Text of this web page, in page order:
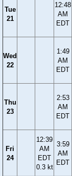
Tue
21
12:48
AM
EDT
Wed
22
1:49
AM
EDT
Thu
23
2:53
AM
EDT
Fri
24
12:39
AM
EDT
0.3 kt
3:59
AM
EDT